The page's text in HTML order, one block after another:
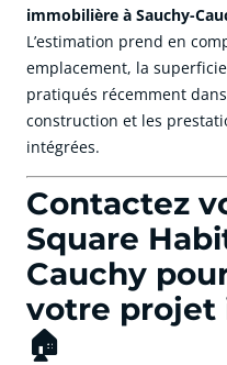
immobilière à Sauchy-
L’estimation prend en
emplacement, la
pratiqués récemment
construction et les
intégrées.
Contactez
Square
Cauchy
votre projet
🏠